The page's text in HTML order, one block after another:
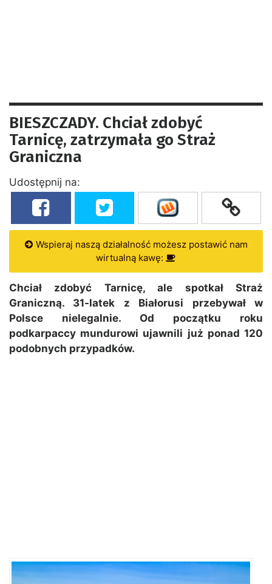
BIESZCZADY. Chciał zdobyć
Tarnicę, zatrzymała go Straż
Graniczna
Udostępnij na:
Wspieraj naszą działalność możesz postawić nam
wirtualną kawę:
Chciał zdobyć Tarnicę, ale spotkał Straż
Graniczną. 31-latek z Białorusi przebywał w
Polsce nielegalnie. Od początku roku
podkarpaccy mundurowi ujawnili już ponad 120
podobnych przypadków.